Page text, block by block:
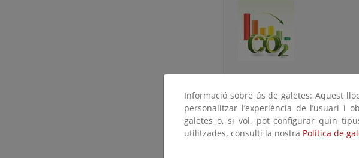
Las medidas orientadas a
transporte se pueden
Medidas de fomento
Medidas de fomento
Informació sobre ús de galetes: Aquest
personalitzar l’experiència de l’usuari i
galetes o, si vol, pot configurar quin
utilitzades, consulti la nostra Política de